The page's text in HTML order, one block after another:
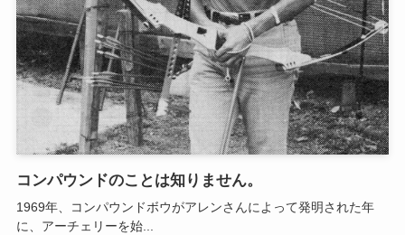
コンパウンドのことは知りません。
1969年、コンパウンドボウがアレンさんによって発明された年
に、アーチェリーを始...